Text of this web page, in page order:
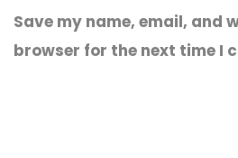
Save my name, email, and
browser for the next time I